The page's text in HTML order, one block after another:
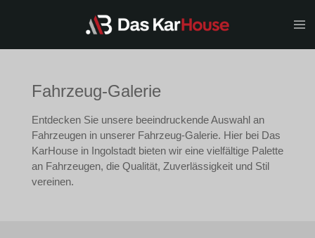
Fahrzeug-Galerie
Entdecken Sie unsere beeindruckende Auswahl an
Fahrzeugen in unserer Fahrzeug-Galerie. Hier bei Das
KarHouse in Ingolstadt bieten wir eine vielfältige Palette
an Fahrzeugen, die Qualität, Zuverlässigkeit und Stil
vereinen.